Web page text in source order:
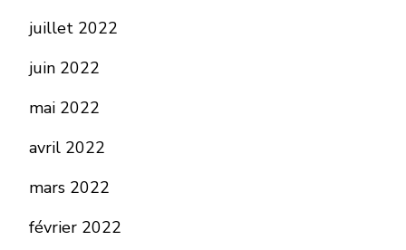
juillet 2022
juin 2022
mai 2022
avril 2022
mars 2022
février 2022